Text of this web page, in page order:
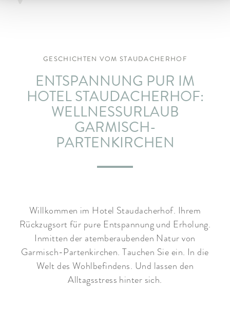
GESCHICHTEN VOM STAUDACHERHOF
ENTSPANNUNG PUR IM
HOTEL STAUDACHERHOF:
WELLNESSURLAUB
GARMISCH-
PARTENKIRCHEN
Willkommen im Hotel Staudacherhof. Ihrem
Rückzugsort für pure Entspannung und Erholung.
Inmitten der atemberaubenden Natur von
Garmisch-Partenkirchen. Tauchen Sie ein. In die
Welt des Wohlbefindens. Und lassen den
Alltagsstress hinter sich.